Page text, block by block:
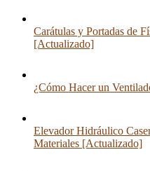
Carátulas y Portadas de
[Actualizado]
¿Cómo Hacer un
Elevador Hidráulico
Materiales [Actualizado]